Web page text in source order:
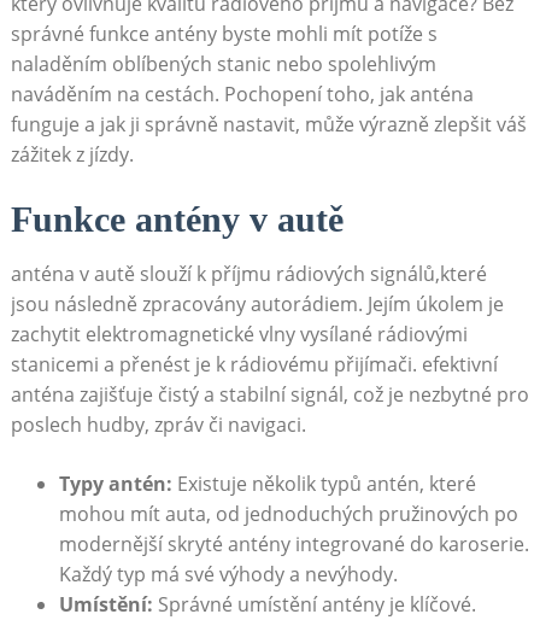
správné funkce antény byste mohli mít potíže s
naladěním oblíbených stanic nebo spolehlivým⁤
naváděním na ⁤cestách. Pochopení toho, jak anténa
funguje a⁢ jak ji správně nastavit, může výrazně zlepšit váš‍
zážitek z ⁢jízdy.
Funkce antény v autě
anténa v autě‌ slouží k příjmu rádiových‌ signálů,které
jsou následně zpracovány autorádiem. Jejím úkolem je
zachytit elektromagnetické vlny⁢ vysílané rádiovými
stanicemi a přenést ‍je k rádiovému přijímači. efektivní
anténa zajišťuje čistý a stabilní signál, což je‌ nezbytné pro
poslech hudby, zpráv či navigaci.
Typy antén: Existuje ‍několik typů antén, které
mohou mít auta, od jednoduchých pružinových po
modernější skryté antény integrované do karoserie.
Každý typ má své výhody a nevýhody.
Umístění: Správné umístění ⁢antény​ je klíčové.